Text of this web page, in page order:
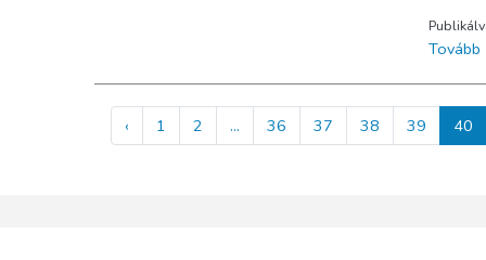
Tovább
‹ 1 2 ... 36 37 38 39 40